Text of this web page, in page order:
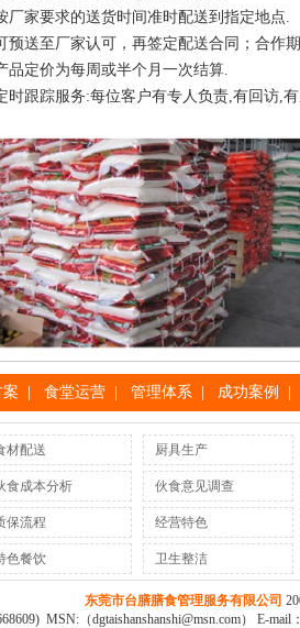
厂家要求的送货时间准时配送到指定地点.
预送至厂家认可，再签定配送合同；合作
品定价为每周或半个月一次结算.
时跟踪服务:每位客户有专人负责,有回访,
食堂运营 管理体系 成功案例
材配送 厨具生产
食成本分析 伙食意见调查
保流程 经营特色
色餐饮 卫生整洁
东莞市台膳膳食管理服务有限公司
MSN:（dgtaishanshanshi@msn.com） E-mail